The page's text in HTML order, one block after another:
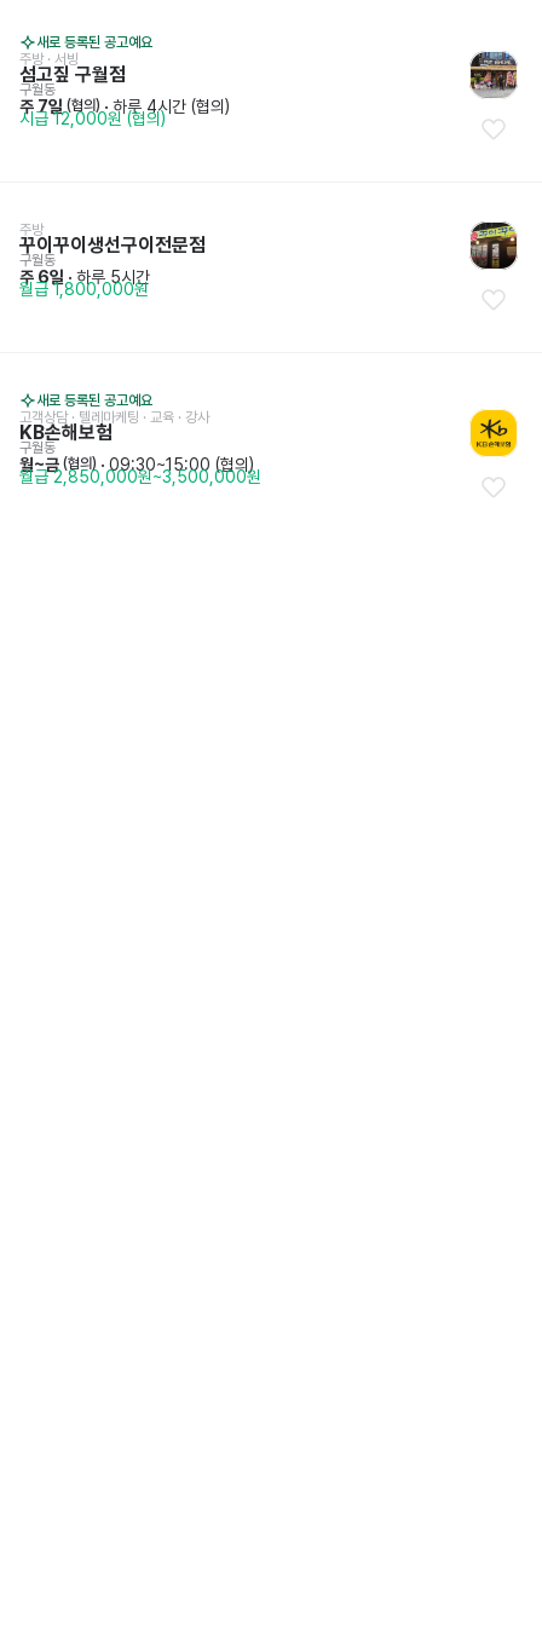
새로 등록된 공고예요
주방 · 서빙
섬고짚 구월점
구월동
주 7일 (협의) · 하루 4시간 (협의)
시급 12,000원 (협의)
주방
꾸이꾸이생선구이전문점
구월동
주 6일 · 하루 5시간
월급 1,800,000원
새로 등록된 공고예요
고객상담 · 텔레마케팅 · 교육 · 강사
KB손해보험
구월동
월~금 (협의) · 09:30~15:00 (협의)
월급 2,850,000원~3,500,000원